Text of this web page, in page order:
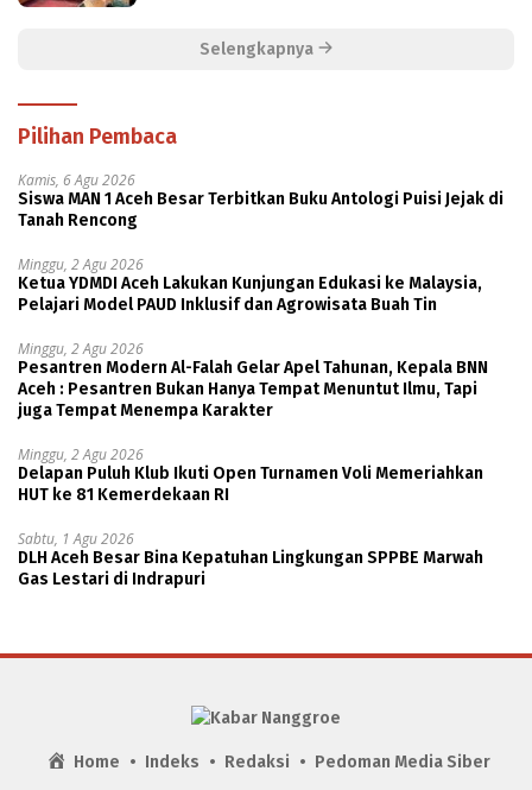
Selengkapnya
Pilihan Pembaca
Kamis, 6 Agu 2026
Siswa MAN 1 Aceh Besar Terbitkan Buku Antologi Puisi Jejak di
Tanah Rencong
Minggu, 2 Agu 2026
Ketua YDMDI Aceh Lakukan Kunjungan Edukasi ke Malaysia,
Pelajari Model PAUD Inklusif dan Agrowisata Buah Tin
Minggu, 2 Agu 2026
Pesantren Modern Al-Falah Gelar Apel Tahunan, Kepala BNN
Aceh : Pesantren Bukan Hanya Tempat Menuntut Ilmu, Tapi
juga Tempat Menempa Karakter
Minggu, 2 Agu 2026
Delapan Puluh Klub Ikuti Open Turnamen Voli Memeriahkan
HUT ke 81 Kemerdekaan RI
Sabtu, 1 Agu 2026
DLH Aceh Besar Bina Kepatuhan Lingkungan SPPBE Marwah
Gas Lestari di Indrapuri
Home Indeks Redaksi Pedoman Media Siber